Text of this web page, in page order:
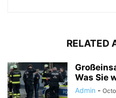
RELATED
Was Sie
Admin -